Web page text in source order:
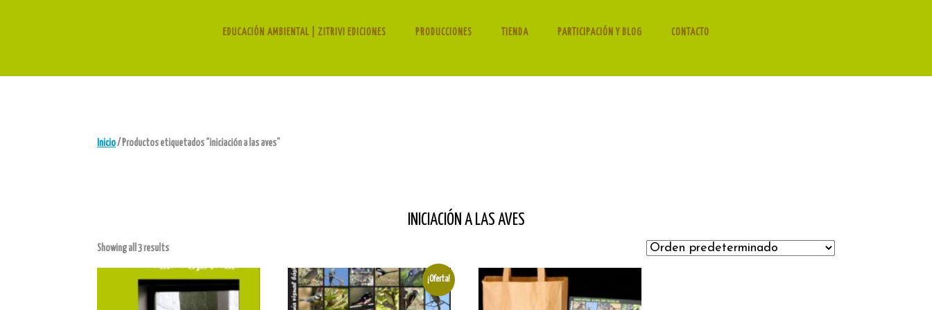
EDUCACIÓN AMBIENTAL | ZITRIVI EDICIONES PRODUCCIONES TIENDA PARTICIPACIÓN Y BLOG CONTACTO
Inicio/ Productos etiquetados “iniciación a las aves”
INICIACIÓN A LAS AVES
Showing all 3 results
¡Oferta!